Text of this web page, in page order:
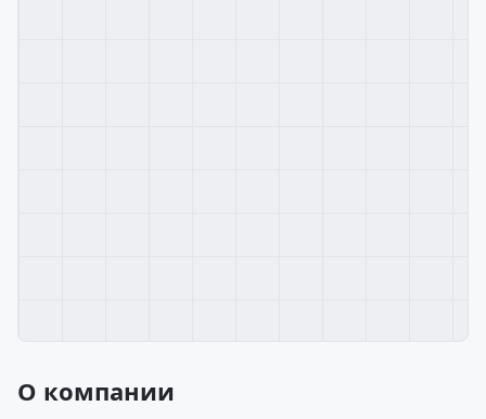
О компании